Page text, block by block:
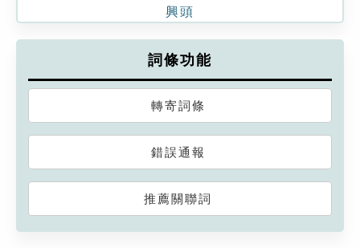
興頭
詞條功能
轉寄詞條
錯誤通報
推薦關聯詞